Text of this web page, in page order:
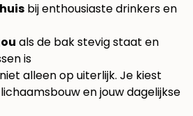
bij enthousiaste drinkers en
als de bak stevig staat en
is
alleen op uiterlijk. Je kiest
en jouw dagelijkse